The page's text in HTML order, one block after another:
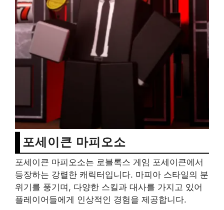
포세이큰 마피오소
포세이큰 마피오소는 로블록스 게임 포세이큰에서
등장하는 강렬한 캐릭터입니다. 마피아 스타일의 분
위기를 풍기며, 다양한 스킬과 대사를 가지고 있어
플레이어들에게 인상적인 경험을 제공합니다.